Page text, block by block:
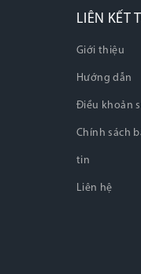
LIÊN KẾT
Giới thiệu
Hướng dẫn
Điều khoản
Chính sách
tin
Liên hệ